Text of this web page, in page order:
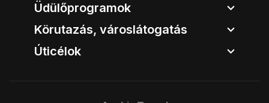
Üdülőprogramok
Körutazás, városlátogatás
Úticélok